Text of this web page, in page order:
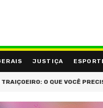
JUSTIÇA
O QUE VOCÊ PRECISA